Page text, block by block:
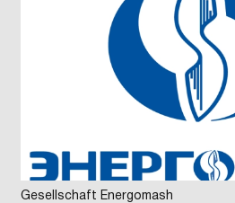
Gesellschaft Energomash